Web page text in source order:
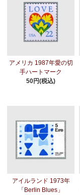
アメリカ 1987年愛の切
手ハートマーク
50円(税込)
アイルランド 1973年
「Berlin Blues」